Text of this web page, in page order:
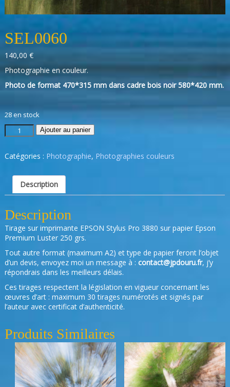
SEL0060
140,00€
Photographie en couleur.
Photo de format 470*315 mm dans cadre bois noir 580*420 mm.
28 en stock
Ajouter au panier
Catégories : Photographie, Photographies couleurs
Description
Description
Tirage sur imprimante EPSON Stylus Pro 3880 sur papier Epson
Premium Luster 250 grs.
Tout autre format (maximum A2) et type de papier feront l’objet
d’un devis, envoyez moi un message à :contact@jpdouru.fr, j’y
répondrais dans les meilleurs délais.
Ces tirages respectent la législation en vigueur concernant les
œuvres d’art : maximum 30 tirages numérotés et signés par
l’auteur avec certificat d’authenticité.
Produits Similaires